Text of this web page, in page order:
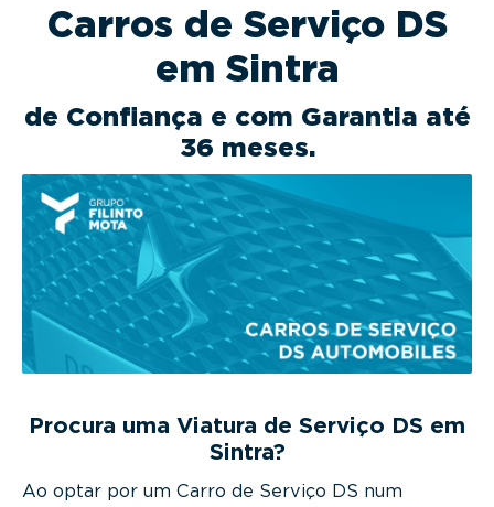
a
n
i
g
a
t
i
n
c
t
t
Carros de Serviço DS
em Sintra
de Confiança e com Garantia até
36 meses.
Procura uma Viatura de Serviço DS em
Sintra?
Ao optar por um Carro de Serviço DS num